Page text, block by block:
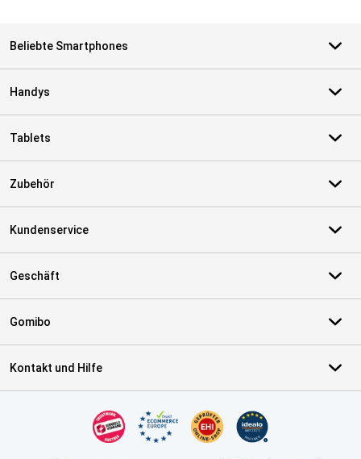
Beliebte Smartphones
Handys
Tablets
Zubehör
Kundenservice
Geschäft
Gomibo
Kontakt und Hilfe